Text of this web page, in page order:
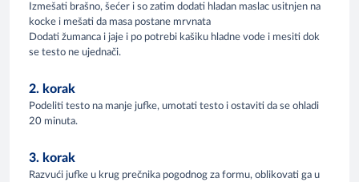
Izmešati brašno, šećer i so zatim dodati hladan maslac usitnjen na
kocke i mešati da masa postane mrvnata
Dodati žumanca i jaje i po potrebi kašiku hladne vode i mesiti dok
se testo ne ujednači.
2. korak
Podeliti testo na manje jufke, umotati testo i ostaviti da se ohladi
20 minuta.
3. korak
Razvući jufke u krug prečnika pogodnog za formu, oblikovati ga u